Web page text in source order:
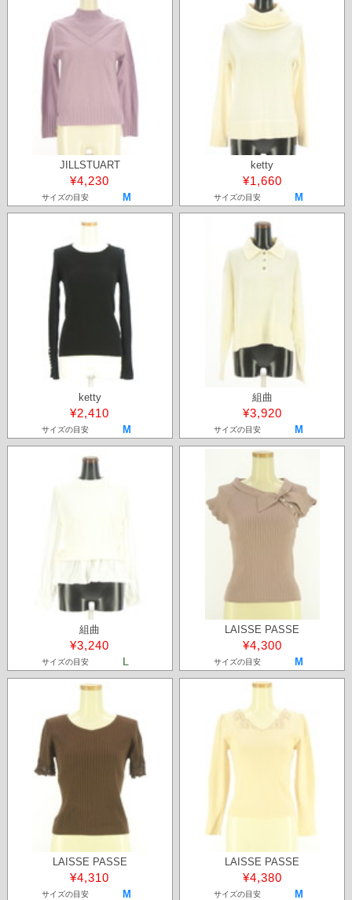
JILLSTUART
¥4,230
サイズの目安 M
ketty
¥1,660
サイズの目安 M
ketty
¥2,410
サイズの目安 M
組曲
¥3,920
サイズの目安 M
組曲
¥3,240
サイズの目安 L
LAISSE PASSE
¥4,300
サイズの目安 M
LAISSE PASSE
¥4,310
サイズの目安 M
LAISSE PASSE
¥4,380
サイズの目安 M